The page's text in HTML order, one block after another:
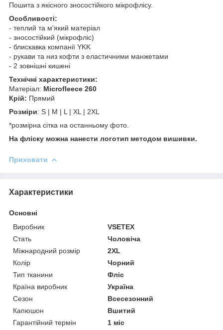
Пошита з якісного зносостійкого мікрофлісу.
Особливості:
- теплий та м'який матеріал
- зносостійкий (мікрофліс)
- блискавка компанії YKK
- рукави та низ кофти з еластичними манжетами
- 2 зовнішні кишені
Технічні характеристики:
Матеріал: Microfleece 260
Крій: Прямий
Розміри: S | M | L | XL | 2XL
*розмірна сітка на останньому фото.
На фліску можна нанести логотип методом вишивки.
Приховати
Характеристики
Основні
Виробник
VSETEX
Стать
Чоловіча
Міжнародний розмір
2XL
Колір
Чорний
Тип тканини
Фліс
Країна виробник
Україна
Сезон
Всесезонний
Капюшон
Вшитий
Гарантійний термін
1 міс